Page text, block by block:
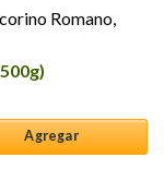
Romano,
Agregar